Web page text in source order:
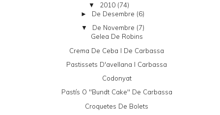
▼ 2010 (74)
► De Desembre (6)
▼ De Novembre (7)
Gelea De Robins
Crema De Ceba I De Carbassa
Pastissets D'avellana I Carbassa
Codonyat
Pastís O "bundt Cake" De Carbassa
Croquetes De Bolets